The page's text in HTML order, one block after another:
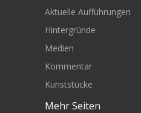
Aktuelle Aufführungen
Hintergründe
Medien
Kommentar
Kunststücke
Mehr Seiten